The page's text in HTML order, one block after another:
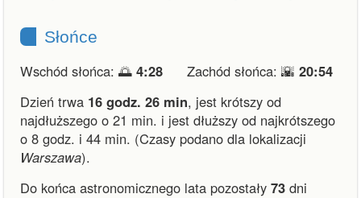
Słońce
Wschód słońca: 🌅 4:28 Zachód słońca: 🌇 20:54
Dzień trwa 16 godz. 26 min, jest krótszy od
najdłuższego o 21 min. i jest dłuższy od najkrótszego
o 8 godz. i 44 min. (Czasy podano dla lokalizacji
Warszawa).
Do końca astronomicznego lata pozostały 73 dni